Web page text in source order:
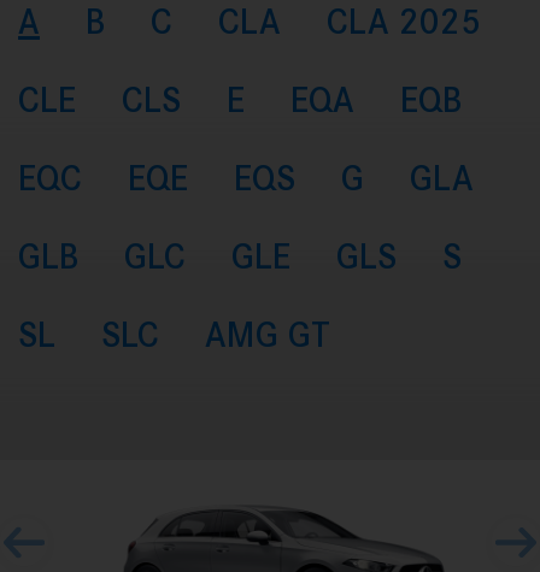
A B C CLA
CLA 2025
CLE
CLS E EQA
EQB
EQC
EQE EQS G
GLA
GLB
GLC GLE GLS
S
SL
SLC AMG GT
Previous